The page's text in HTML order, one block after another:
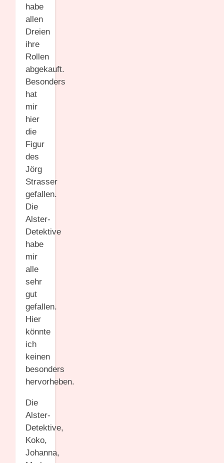
habe
allen
Dreien
ihre
Rollen
abgekauft.
Besonders
hat
mir
hier
die
Figur
des
Jörg
Strasser
gefallen.
Die
Alster-
Detektive
habe
mir
alle
sehr
gut
gefallen.
Hier
könnte
ich
keinen
besonders
hervorheben.
Die
Alster-
Detektive,
Koko,
Johanna,